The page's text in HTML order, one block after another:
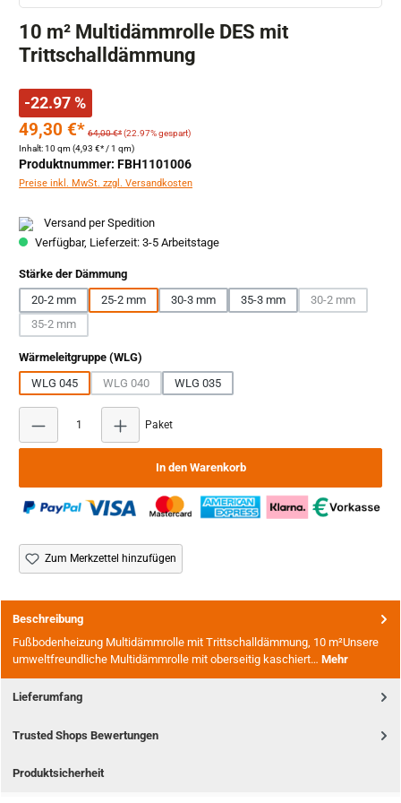
10 m² Multidämmrolle DES mit
Trittschalldämmung
-22.97 %
49,30 €* 64,00 €*(22.97% gespart)
Inhalt:10 qm (4,93 €* / 1 qm)
Produktnummer: FBH1101006
Preise inkl. MwSt. zzgl. Versandkosten
Versand per Spedition
Verfügbar, Lieferzeit: 3-5 Arbeitstage
Stärke der Dämmungauswählen
20-2 mm
25-2 mm 30-3 mm 35-3 mm 30-2 mm
(Diese Option
35-2 mm
(Diese Option ist zurzeit nicht verfügbar.)
Wärmeleitgruppe (WLG)
WLG 045
WLG 040
(Diese Option ist zurzeit nicht verfügbar.)
WLG 035
Paket
In den Warenkorb
Zum Merkzettel hinzufügen
Beschreibung
Fußbodenheizung Multidämmrolle mit Trittschalldämmung, 10 m²Unsere
umweltfreundliche Multidämmrolle mit oberseitig kaschiert… Mehr
Lieferumfang
Trusted Shops Bewertungen
Produktsicherheit